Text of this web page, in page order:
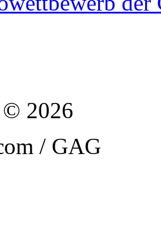
2026
/ GAG